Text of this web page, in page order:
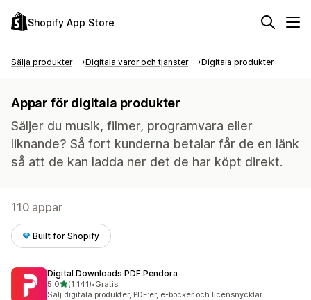
Shopify App Store
Sälja produkter Digitala varor och tjänster Digitala produkter
Appar för digitala produkter
Säljer du musik, filmer, programvara eller
liknande? Så fort kunderna betalar får de en länk
så att de kan ladda ner det de har köpt direkt.
110 appar
Built for Shopify
Digital Downloads PDF Pendora
5,0av 5 stjärnor
(1 141)
1141 recensioner totalt
•Gratis
Sälj digitala produkter, PDF:er, e-böcker och licensnycklar